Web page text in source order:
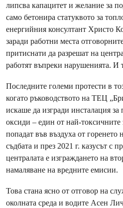
липсва капацитет и желание за
само бетонира статуквото за
енергийния консултант Христо
заради работни места
притиснати да разрешат на
работят въпреки нарушенията. И
Последните големи протести в
когато ръководството на ТЕЦ
искаше да изгради инсталация за
оксиди – един от най-токсичните
попадат във въздуха от
съдбата и през 2021 г. казусът с
централата е изграждането на
намаляване на вредните емисии.
Това стана ясно от отговор на
околната среда и водите Асен